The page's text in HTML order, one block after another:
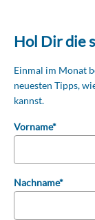
Hol Dir die
Einmal im Monat
neuesten Tipps,
kannst.
Vorname*
Nachname*